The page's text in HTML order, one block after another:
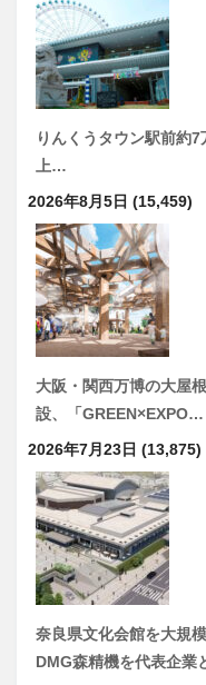
りんくうタウン駅前約
上…
2026年8月5日 (15,459)
大阪・関西万博の大屋
設、「GREEN×EXPO…
2026年7月23日 (13,875)
奈良県文化会館を大規
DMG森精機を代表企